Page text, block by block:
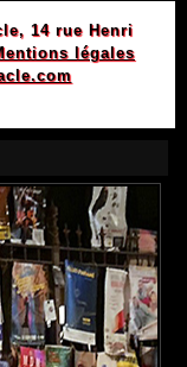
14 rue Henri
légales